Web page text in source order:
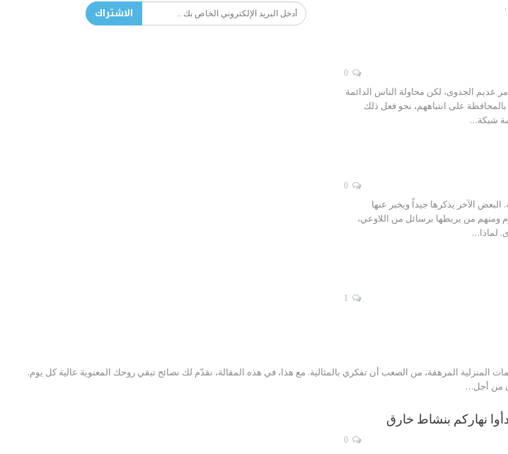
عديم الجدوى، لكن محاولة الناس الدائمة
على انتباههم، نحو فعل ذلك
شبكة…
الآخر يذكرها جيداً ويخبر عنها
ومنهم من يربطها برسائل من اللاوعي،
لماذا…
المنزلية المرهقة، من الصعب أن تفكري بالمثالية. مع هذا، في هذه المقالة، نقدّم لك نصائح تبقي روحك المعنوية عالية كل يوم.
من أجل…
نهاركم بنشاط خارق
الاشتراك